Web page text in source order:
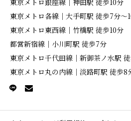
東京メトロ各線｜大手町駅 徒歩7分～
東京メトロ東西線｜竹橋駅 徒歩10分
都営新宿線｜小川町駅 徒歩7分
東京メトロ千代田線｜新御茶ノ水駅
東京メトロ丸の内線｜淡路町駅 徒歩8